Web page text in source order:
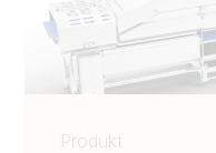
Produkt